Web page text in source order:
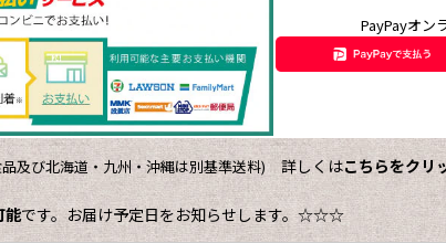
PayPayオン
及び北海道・九州・沖縄は別基準送料)詳しくはこちらをクリ
能です。お届け予定日をお知らせします。☆☆☆